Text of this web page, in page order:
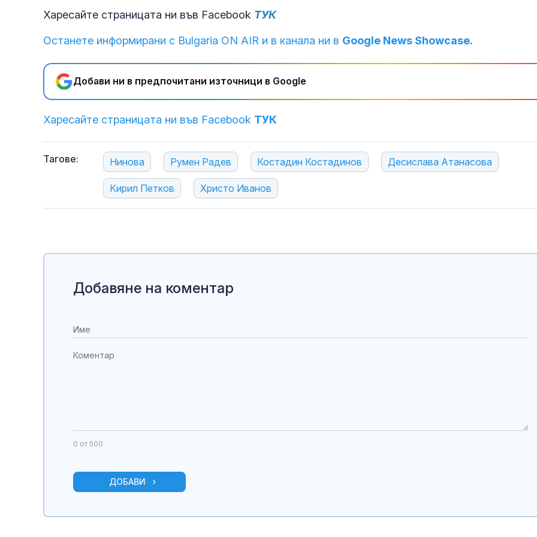
Харесайте страницата ни във Facebook ТУК
Останете информирани с Bulgaria ON AIR и в канала ни в Google News Showcase.
Добави ни в предпочитани източници в Google
Харесайте страницата ни във Facebook ТУК
Тагове: Нинова Румен Радев Костадин Костадинов Десислава Атанасова
Кирил Петков Христо Иванов
Добавяне на коментар
0 от 500
ДОБАВИ